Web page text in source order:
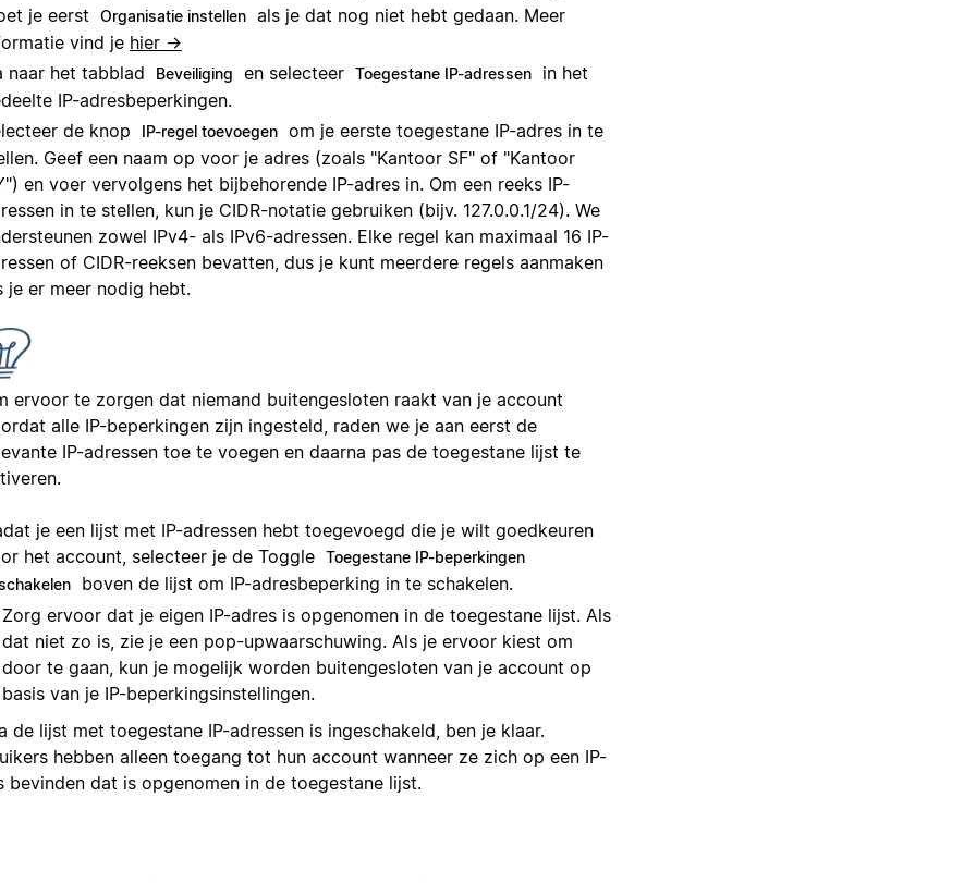
je eerst
Organisatie instellen als je dat nog niet hebt gedaan. Meer
vind je hier →
naar het tabblad
Beveiliging en selecteer Toegestane IP-adressen
in het
IP-adresbeperkingen.
de knop
IP-regel toevoegen om je eerste toegestane IP-adres in te
Geef een naam op voor je adres (zoals "Kantoor SF" of "Kantoor
en voer vervolgens het bijbehorende IP-adres in. Om een reeks IP-
in te stellen, kun je CIDR-notatie gebruiken (bijv. 127.0.0.1/24). We
zowel IPv4- als IPv6-adressen. Elke regel kan maximaal 16 IP-
of CIDR-reeksen bevatten, dus je kunt meerdere regels aanmaken
je er meer nodig hebt.
ervoor te zorgen dat niemand buitengesloten raakt van je account
alle IP-beperkingen zijn ingesteld, raden we je aan eerst de
IP-adressen toe te voegen en daarna pas de toegestane lijst te
je een lijst met IP-adressen hebt toegevoegd die je wilt goedkeuren
het account, selecteer je de Toggle Toegestane IP-beperkingen
boven de lijst om IP-adresbeperking in te schakelen.
Zorg ervoor dat je eigen IP-adres is opgenomen in de toegestane lijst. Als
dat niet zo is, zie je een pop-upwaarschuwing. Als je ervoor kiest om
door te gaan, kun je mogelijk worden buitengesloten van je account op
basis van je IP-beperkingsinstellingen.
de lijst met toegestane IP-adressen is ingeschakeld, ben je klaar.
hebben alleen toegang tot hun account wanneer ze zich op een IP-
bevinden dat is opgenomen in de toegestane lijst.